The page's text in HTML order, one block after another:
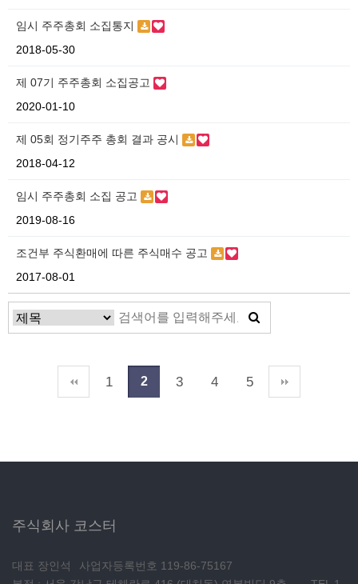
임시 주주총회 소집통지
2018-05-30
제 07기 주주총회 소집공고
2020-01-10
제 05회 정기주주 총회 결과 공시
2018-04-12
임시 주주총회 소집 공고
2019-08-16
조건부 주식환매에 따른 주식매수 공고
2017-08-01
1 2 3 4 5
주식회사 코스터
대표 장인석
사업자등록번호 119-86-75167